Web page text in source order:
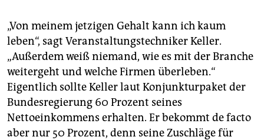
„Von meinem jetzigen Gehalt kann ich kaum
leben“, sagt Veranstaltungstechniker Keller.
„Außerdem weiß niemand, wie es mit der Branche
weitergeht und welche Firmen überleben.“
Eigentlich sollte Keller laut Konjunkturpaket der
Bundesregierung 60 Prozent seines
Nettoeinkommens erhalten. Er bekommt de facto
aber nur 50 Prozent, denn seine Zuschläge für